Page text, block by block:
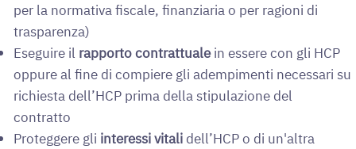
per la normativa fiscale, finanziaria o per ragioni di
trasparenza)
Eseguire il rapporto contrattualein essere con gli HCP
oppure al fine di compiere gli adempimenti necessari su
richiesta dell’HCP prima della stipulazione del
contratto
Proteggere gli interessi vitali dell’HCP o di un'altra